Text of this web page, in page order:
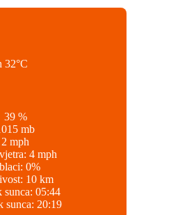
32°C
39 %
mb
2 mph
4 mph
0%
10 km
sunca: 05:44
sunca: 20:19